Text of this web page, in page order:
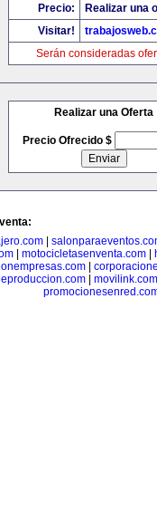
Precio:
Realizar una
Visitar!
Serán consideradas
Realizar una Oferta
Precio Ofrecido $
|
| motocicletasenventa.com|
|
movilink.com